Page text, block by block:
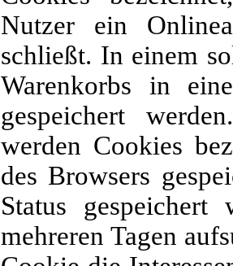
Nutzer ein
schließt. In einem
Warenkorbs in
gespeichert
werden Cookies
des Browsers
Status
mehreren Tagen